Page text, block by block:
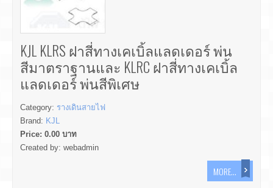
KJL KLRS ฝาสี่ทางเคเบิ้ลแลดเดอร์ พ่น
สีมาตราฐานและ KLRC ฝาสี่ทางเคเบิ้ล
แลดเดอร์ พ่นสีพิเศษ
Category: รางเดินสายไฟ
Brand: KJL
Price: 0.00 บาท
Created by: webadmin
MORE...